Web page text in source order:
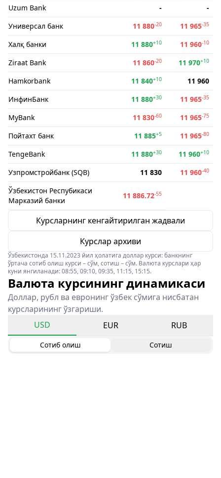
Uzum Bank -
-
Универсал банк
11 880-20 11 965-35
Халқ банки 11 880+10 11 960-10
Ziraat Bank 11 860-20 11 970+10
Hamkorbank 11 840+10
11 960
ИнфинБанк
11 880+30 11 965-35
MyBank 11 830-60 11 965-75
Пойтахт банк 11 885+5 11 965-80
TengeBank 11 880+30 11 960+10
Узпромстройбанк (SQB) 11 830 11 960-40
Ўзбекистон Респубикаси
Марказий банки
11 886.72-55
Курсларнинг кенгайтирилган жадвали
Курслар архиви
Ўзбекистонда 15.11.2023 йил ҳолатига доллар курси: банкнинг
ўртача сотиб олиш курси – сўм, сотиш – сўм. Валюта курслари ҳар
куни янгиланади: 08:55, 09:10, 09:35, 11:15, 15:15.
Валюта курсининг динамикаси
Доллар, рубл ва евронинг ўзбек сўмига нисбатан
курсларининг ўзгариши.
USD
EUR RUB
Сотиб олиш Сотиш